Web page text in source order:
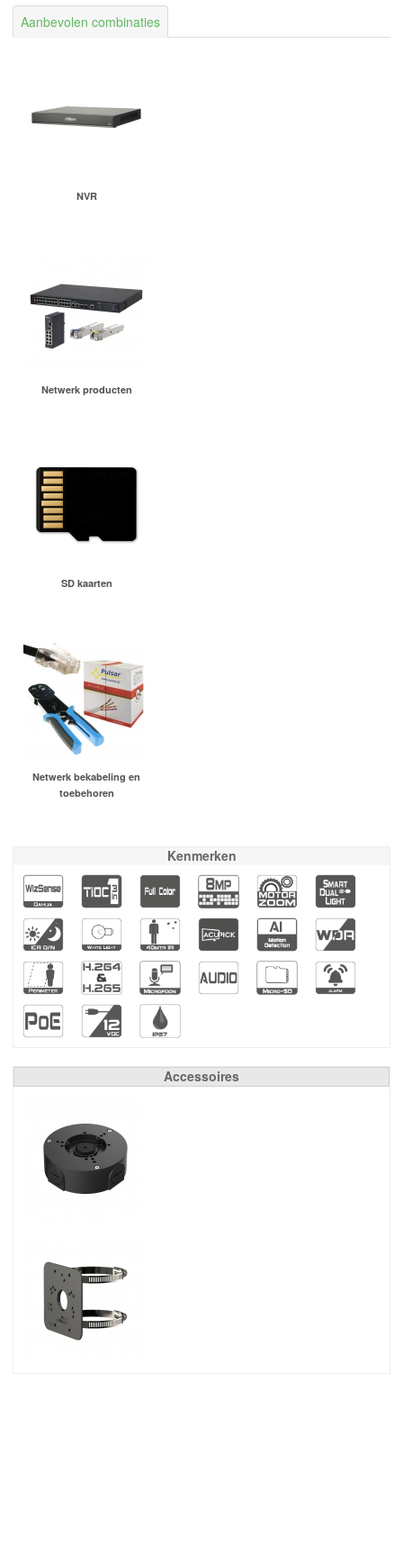
Aanbevolen combinaties
NVR
Netwerk producten
SD kaarten
Netwerk bekabeling en
toebehoren
Kenmerken
Accessoires